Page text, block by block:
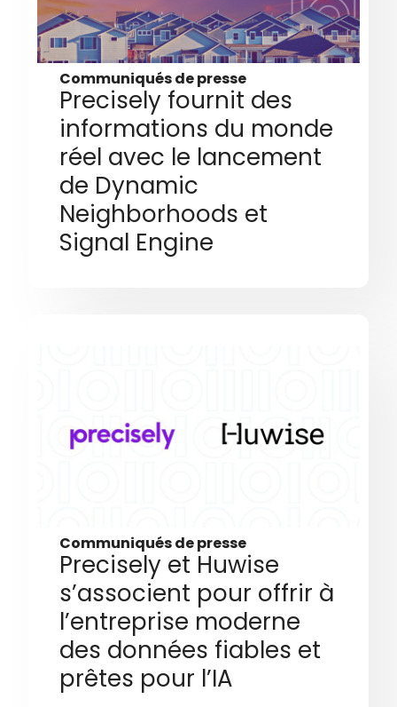
Communiqués de presse
Precisely fournit des
informations du monde
réel avec le lancement
de Dynamic
Neighborhoods et
Signal Engine
Communiqués de presse
Precisely et Huwise
s’associent pour offrir à
l’entreprise moderne
des données fiables et
prêtes pour l’IA